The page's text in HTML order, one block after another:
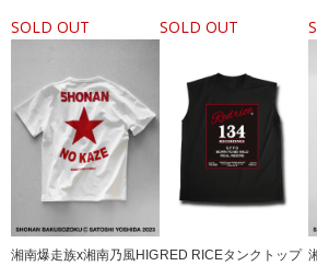
SOLD OUT SOLD OUT
湘南爆走族x湘南乃風HIG RED RICEタンクトップ